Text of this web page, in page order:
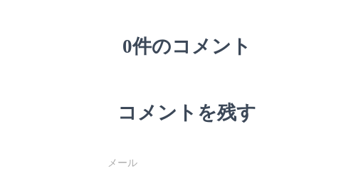
0件のコメント
コメントを残す
メール